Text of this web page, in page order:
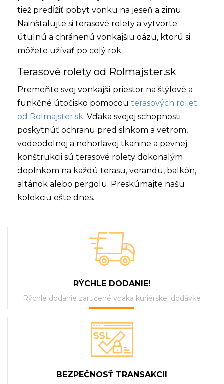
tiež predĺžiť pobyt vonku na jeseň a zimu.
Nainštalujte si terasové rolety a vytvorte
útulnú a chránenú vonkajšiu oázu, ktorú si
môžete užívať po celý rok.
Terasové rolety od Rolmajster.sk
Premeňte svoj vonkajší priestor na štýlové a
funkčné útočisko pomocou terasových roliet
od Rolmajster.sk. Vďaka svojej schopnosti
poskytnúť ochranu pred slnkom a vetrom,
vodeodolnej a nehorľavej tkanine a pevnej
konštrukcii sú terasové rolety dokonalým
doplnkom na každú terasu, verandu, balkón,
altánok alebo pergolu. Preskúmajte našu
kolekciu ešte dnes.
RÝCHLE DODANIE!
Rýchle dodanie zaručené vďaka kuriérskej dodávke
BEZPEČNOSŤ TRANSAKCII